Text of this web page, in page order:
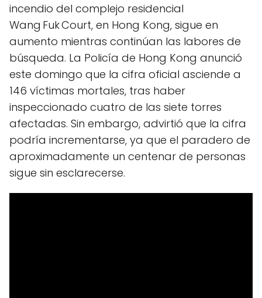
incendio del complejo residencial
Wang Fuk Court, en Hong Kong, sigue en
aumento mientras continúan las labores de
búsqueda. La Policía de Hong Kong anunció
este domingo que la cifra oficial asciende a
146 víctimas mortales, tras haber
inspeccionado cuatro de las siete torres
afectadas. Sin embargo, advirtió que la cifra
podría incrementarse, ya que el paradero de
aproximadamente un centenar de personas
sigue sin esclarecerse.